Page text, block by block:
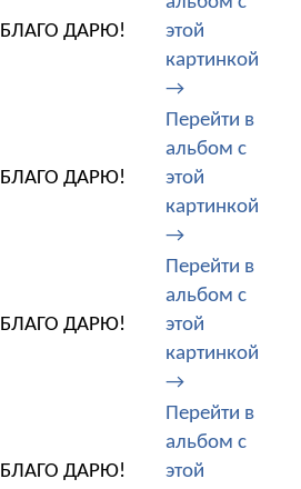
БЛАГО ДАРЮ!
этой
картинкой
→
БЛАГО ДАРЮ!
Перейти в
альбом с
этой
картинкой
→
БЛАГО ДАРЮ!
Перейти в
альбом с
этой
картинкой
→
БЛАГО ДАРЮ!
Перейти в
альбом с
этой